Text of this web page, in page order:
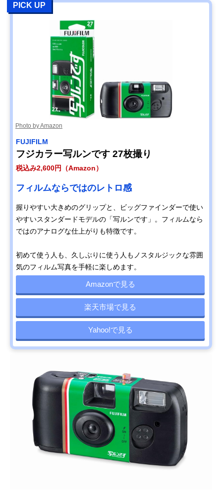
PICK UP
Photo by Amazon
FUJIFILM
フジカラー写ルンです 27枚撮り
税込み2,600円（Amazon）
フィルムならではのレトロ感
握りやすい大きめのグリップと、ビッグファインダーで使い
やすいスタンダードモデルの「写ルンです」。フィルムなら
ではのアナログな仕上がりも特徴です。
初めて使う人も、久しぶりに使う人もノスタルジックな雰囲
気のフィルム写真を手軽に楽しめます。
Amazonで見る
楽天市場で見る
Yahoo!で見る